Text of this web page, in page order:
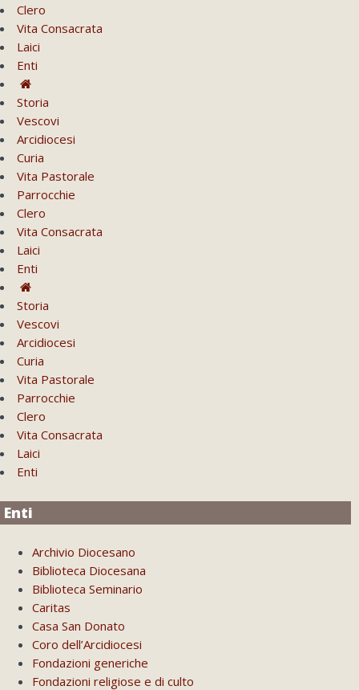
Clero
Vita Consacrata
Laici
Enti
Storia
Vescovi
Arcidiocesi
Curia
Vita Pastorale
Parrocchie
Clero
Vita Consacrata
Laici
Enti
Storia
Vescovi
Arcidiocesi
Curia
Vita Pastorale
Parrocchie
Clero
Vita Consacrata
Laici
Enti
Enti
Archivio Diocesano
Biblioteca Diocesana
Biblioteca Seminario
Caritas
Casa San Donato
Coro dell’Arcidiocesi
Fondazioni generiche
Fondazioni religiose e di culto